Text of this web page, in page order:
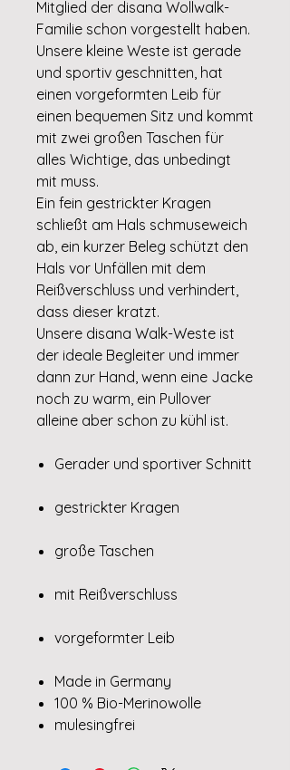
Mitglied der disana Wollwalk-
Familie schon vorgestellt haben.
Unsere kleine Weste ist gerade
und sportiv geschnitten, hat
einen vorgeformten Leib für
einen bequemen Sitz und kommt
mit zwei großen Taschen für
alles Wichtige, das unbedingt
mit muss.
Ein fein gestrickter Kragen
schließt am Hals schmuseweich
ab, ein kurzer Beleg schützt den
Hals vor Unfällen mit dem
Reißverschluss und verhindert,
dass dieser kratzt.
Unsere disana Walk-Weste ist
der ideale Begleiter und immer
dann zur Hand, wenn eine Jacke
noch zu warm, ein Pullover
alleine aber schon zu kühl ist.
Gerader und sportiver Schnitt
gestrickter Kragen
große Taschen
mit Reißverschluss
vorgeformter Leib
Made in Germany
100 % Bio-Merinowolle
mulesingfrei